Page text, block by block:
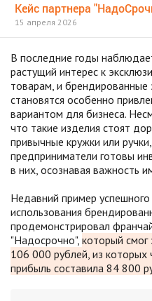
Кейс партнера
15 апреля 2026
В последние годы
растущий интерес к
товарам, и брендированные
становятся особенно
вариантом для бизнеса.
что такие изделия стоят
привычные кружки или ручки,
предприниматели готовы
в них, осознавая важность
Недавний пример успешного
использования
продемонстрировал
"Надосрочно", который смог
106 000 рублей, из которых
прибыль составила 84 800